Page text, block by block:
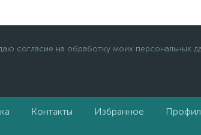
согласие на обработку моих персональных
Контакты Избранное